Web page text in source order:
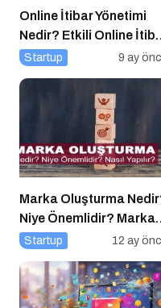
Online İtibar Yönetimi
Nedir? Etkili Online
Yönetimi İçin 10 Altın
Startup 9 ay
Marka Oluşturma
Niye Önemlidir? Marka
Oluşturma Nasıl
Startup 12 ay